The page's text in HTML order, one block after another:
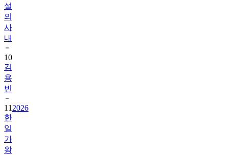
설
의
사
내
10
김
용
빈
11 2026
한
일
가
왕